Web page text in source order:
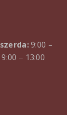
szerda:9:00 –
9:00 – 13:00